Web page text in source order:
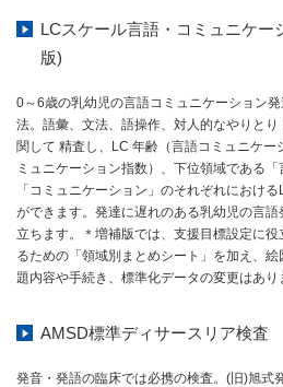
LCスケール言語・コミュニケー
版)
0～6歳の乳幼児の言語コミュニケーション
法。語彙、文法、語操作、対人的なやりと
関して 精査し、LC 年齢（言語コミュニケー
ミュニケーション指数）、下位領域である「
「コミュニケーション」のそれぞれにおけ
ができます。発達に遅れのある乳幼児の言
立ちます。＊増補版では、支援目標設定に
るための「領域別まとめシート」を加え、
題内容や手続き、標準化データの変更はあり
AMSD標準ディサースリア検査
発音・発語の臨床では必携の検査。(旧)旭式